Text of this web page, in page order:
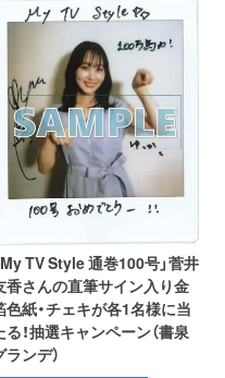
My TV Style 通巻100号」菅井
香さんの直筆サイン入り金
色紙・チェキが各1名様に当
る！抽選キャンペーン（書泉
ランデ）